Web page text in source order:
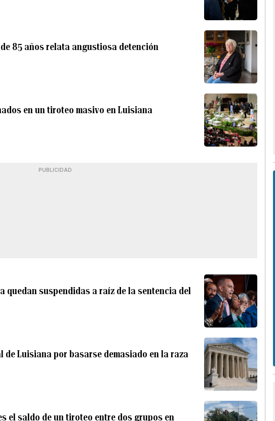
85 años relata angustiosa detención
en un tiroteo masivo en Luisiana
PUBLICIDAD
quedan suspendidas a raíz de la sentencia del
de Luisiana por basarse demasiado en la raza
el saldo de un tiroteo entre dos grupos en